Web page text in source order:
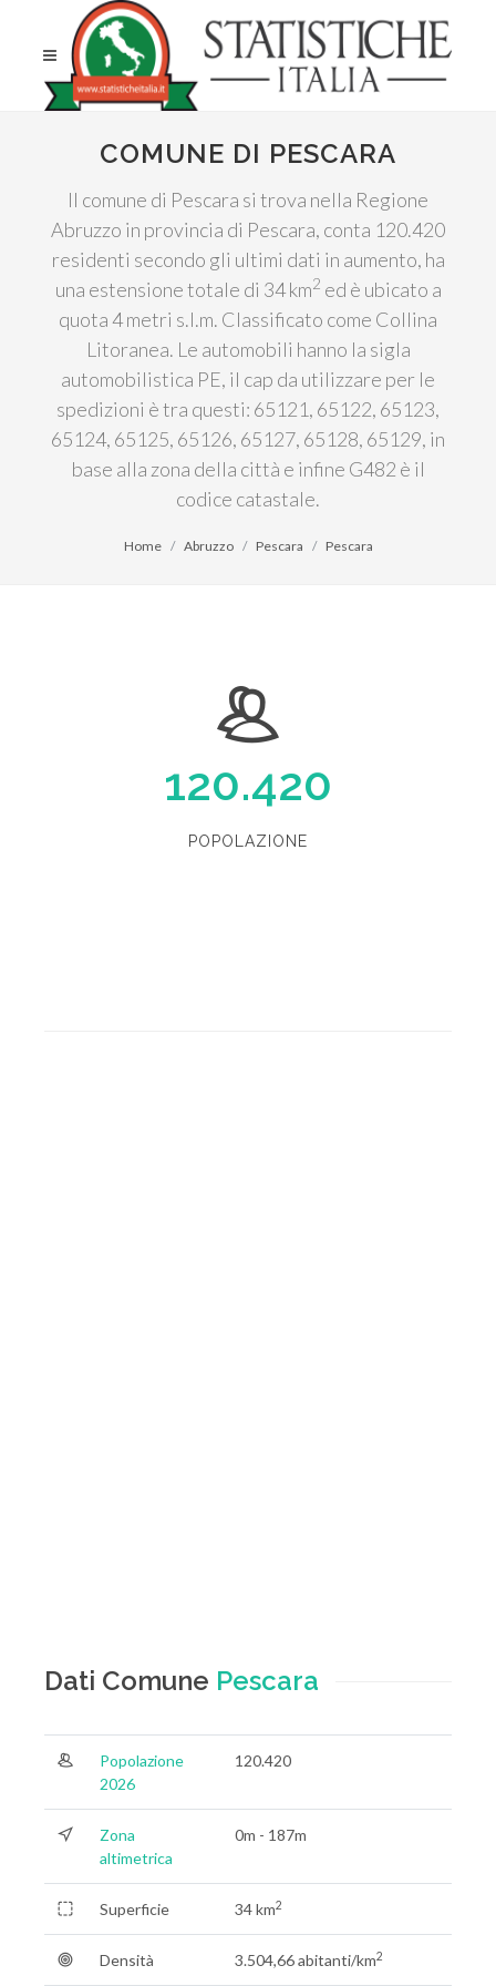
COMUNE DI PESCARA
Il comune di Pescara si trova nella Regione
Abruzzo in provincia di Pescara, conta 120.420
residenti secondo gli ultimi dati in aumento, ha
una estensione totale di 34 km2 ed è ubicato a
quota 4 metri s.l.m. Classificato come Collina
Litoranea. Le automobili hanno la sigla
automobilistica PE, il cap da utilizzare per le
spedizioni è tra questi: 65121, 65122, 65123,
65124, 65125, 65126, 65127, 65128, 65129, in
base alla zona della città e infine G482 è il
codice catastale.
Home Abruzzo Pescara Pescara
120.420
POPOLAZIONE
Dati Comune Pescara
Popolazione
2026
120.420
Zona
altimetrica
0m - 187m
Superficie 34 km2
Densità 3.504,66 abitanti/km2